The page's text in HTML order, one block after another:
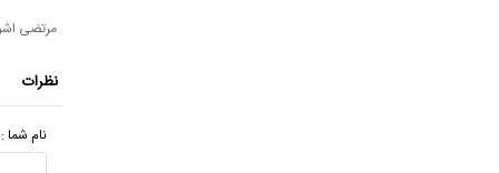
مرتضی
نظرات
نام شما :